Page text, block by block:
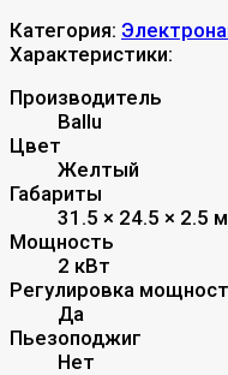
Категория:
Характеристики:
Производитель
Ballu
Цвет
Желтый
Габариты
31.5 × 24.5 × 2.5 м
Мощность
2 кВт
Регулировка
Да
Пьезоподжиг
Нет